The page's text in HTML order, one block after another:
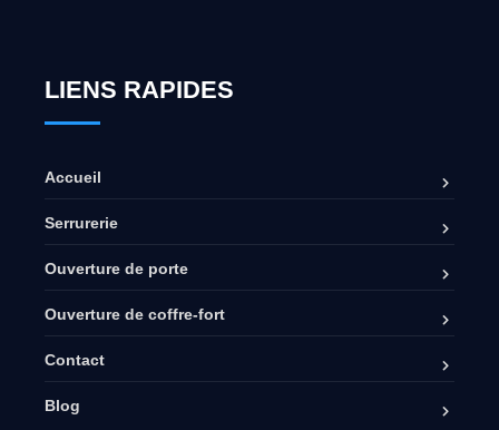
LIENS RAPIDES
Accueil
Serrurerie
Ouverture de porte
Ouverture de coffre-fort
Contact
Blog